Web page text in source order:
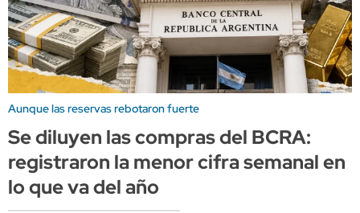
Aunque las reservas rebotaron fuerte
Se diluyen las compras del BCRA:
registraron la menor cifra semanal en
lo que va del año